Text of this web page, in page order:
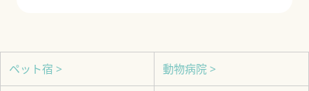
ペット宿 > 動物病院 >